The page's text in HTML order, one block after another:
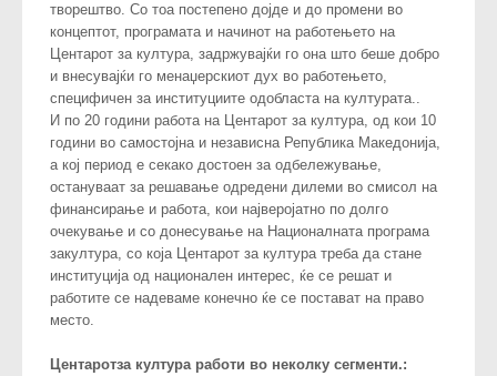
творештво. Со тоа постепено дојде и до промени во
концептот, програмата и начинот на работењето на
Центарот за култура, задржувајќи го она што беше добро
и внесувајќи го менаџерскиот дух во работењето,
специфичен за институциите одобласта на културата..
И по 20 години работа на Центарот за култура, од кои 10
години во самостојна и независна Република Македонија,
а кој период е секако достоен за одбележување,
остануваат за решавање одредени дилеми во смисол на
финансирање и работа, кои најверојатно по долго
очекување и со донесување на Националната програма
закултура, со која Центарот за култура треба да стане
институција од национален интерес, ќе се решат и
работите се надеваме конечно ќе се постават на право
место.
Центаротза култура работи во неколку сегменти.: